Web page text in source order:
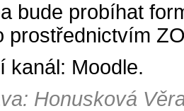
bude probíhat
prostřednictvím
kanál: Moodle.
Honusková